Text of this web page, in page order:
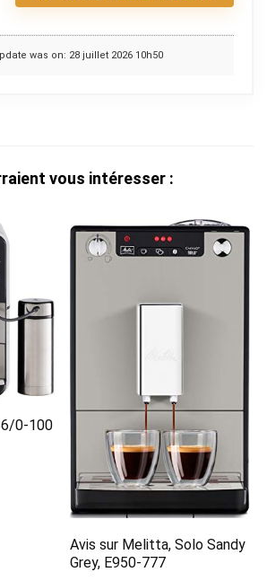
was on: 28 juillet 2026 10h50
vous intéresser :
0-100
Avis sur Melitta, Solo Sandy
Grey, E950-777